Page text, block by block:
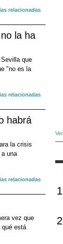
1
2
relacionadas
la ha
que
"no es la
relacionadas
habrá
la crisis
una
relacionadas
vez que
qué está